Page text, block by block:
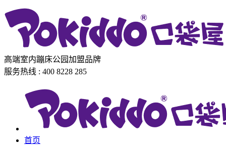
高端室内蹦床公园加盟品牌
服务热线 : 400 8228 285
首页